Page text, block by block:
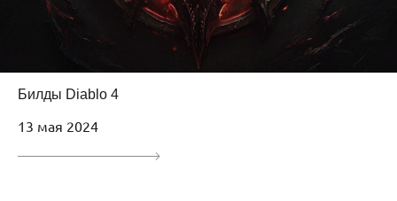
Билды Diablo 4
13 мая 2024